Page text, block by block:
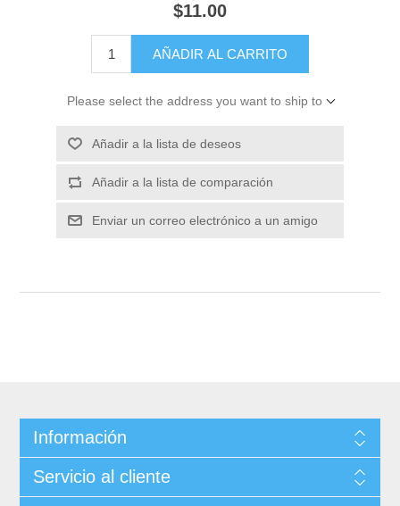
$11.00
Please select the address you want to ship to
Información
Servicio al cliente